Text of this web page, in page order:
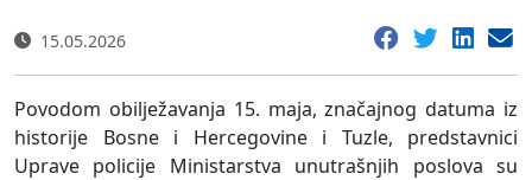
15.05.2026
Povodom obilježavanja 15. maja, značajnog datuma iz
historije Bosne i Hercegovine i Tuzle, predstavnici
Uprave policije Ministarstva unutrašnjih poslova su